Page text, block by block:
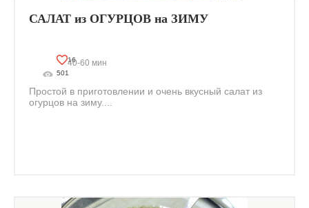
САЛАТ из ОГУРЦОВ на ЗИМУ
16
40-60 мин
501
Простой в приготовлении и очень вкусный салат из
огурцов на зиму....